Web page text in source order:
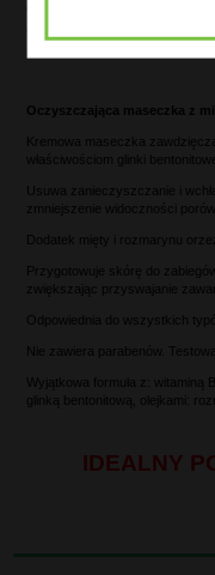
Wyjątkowa formuła z:
Oczyszczająca maseczka z
Kremowa maseczka
właściwościom glinki
Usuwa zanieczyszczanie i
zmniejszenie widoczności
Dodatek mięty i rozmarynu
Przygotowuje skórę do
zwiększając przyswajanie
Odpowiednia do wszystkich
Nie zawiera parabenów.
Wyjątkowa formuła z: witaminą
glinką bentonitową, olejkami:
IDEALNY